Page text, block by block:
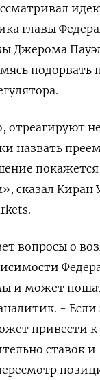
главы
Джерома
подорвать
отреагируют
назвать
сказал Киран
вопросы о
и может
- Если
привести
ставок и